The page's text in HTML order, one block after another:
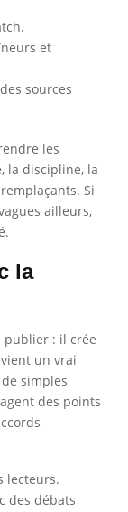
et
sources
les
la discipline, la
Si
ailleurs,
la
publier : il crée
un vrai
simples
des points
lecteurs.
des débats